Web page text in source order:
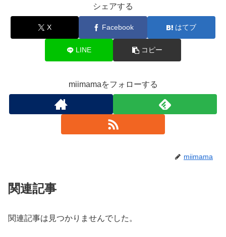
シェアする
X Facebook はてブ
LINE コピー
miimamaをフォローする
miimama
関連記事
関連記事は見つかりませんでした。